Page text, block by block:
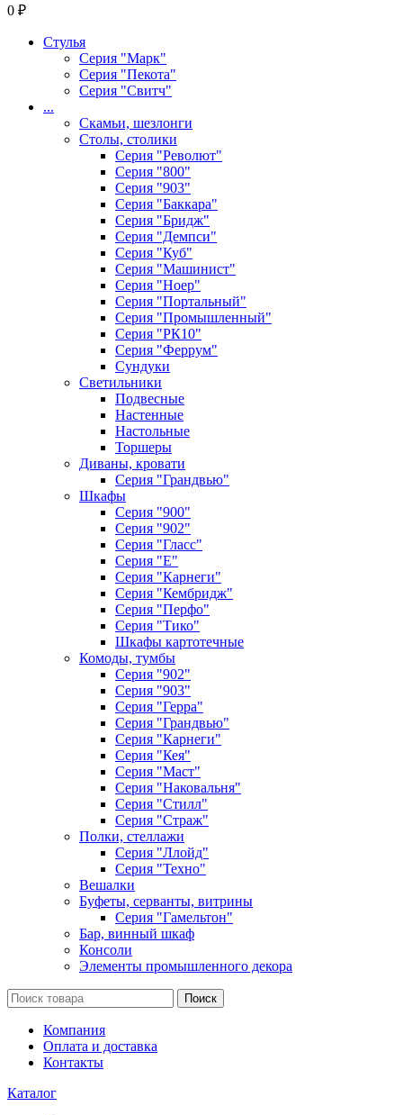
0 ₽
Стулья
Серия "Марк"
Серия "Пекота"
Серия "Свитч"
...
Скамьи, шезлонги
Столы, столики
Серия "Револют"
Серия "800"
Серия "903"
Серия "Баккара"
Серия "Бридж"
Серия "Демпси"
Серия "Куб"
Серия "Машинист"
Серия "Ноер"
Серия "Портальный"
Серия "Промышленный"
Серия "РК10"
Серия "Феррум"
Сундуки
Светильники
Подвесные
Настенные
Настольные
Торшеры
Диваны, кровати
Серия "Грандвью"
Шкафы
Серия "900"
Серия "902"
Серия "Гласс"
Серия "Е"
Серия "Карнеги"
Серия "Кембридж"
Серия "Перфо"
Серия "Тико"
Шкафы картотечные
Комоды, тумбы
Серия "902"
Серия "903"
Серия "Герра"
Серия "Грандвью"
Серия "Карнеги"
Серия "Кея"
Серия "Маст"
Серия "Наковальня"
Серия "Стилл"
Серия "Страж"
Полки, стеллажи
Серия "Ллойд"
Серия "Техно"
Вешалки
Буфеты, серванты, витрины
Серия "Гамельтон"
Бар, винный шкаф
Консоли
Элементы промышленного декора
Поиск
Компания
Оплата и доставка
Контакты
Каталог